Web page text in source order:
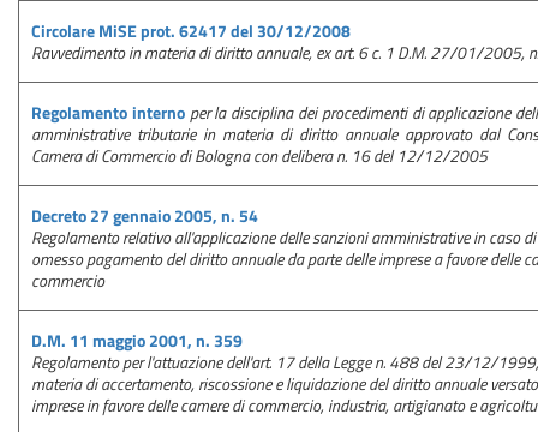
Circolare MiSE prot. 62417 del 30/12/2008
Ravvedimento in materia di diritto annuale, ex art. 6 c. 1 D.M. 27/01/2005,
Regolamento internoper la disciplina dei procedimenti di applicazione
amministrative tributarie in materia di diritto annuale approvato dal
Camera di Commercio di Bologna con delibera n. 16 del 12/12/2005
Decreto 27 gennaio 2005, n. 54
Regolamento relativo all'applicazione delle sanzioni amministrative in caso
omesso pagamento del diritto annuale da parte delle imprese a favore delle
commercio
D.M. 11 maggio 2001, n. 359
Regolamento per l'attuazione dell'art. 17 della Legge n. 488 del 23/12/
materia di accertamento, riscossione e liquidazione del diritto annuale
imprese in favore delle camere di commercio, industria, artigianato e